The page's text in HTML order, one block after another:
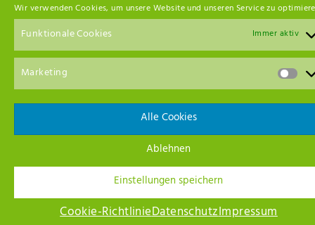
Wir verwenden Cookies, um unsere Website und unseren Service zu
Funktionale Cookies Immer aktiv
Marketing
Alle Cookies
Ablehnen
Einstellungen speichern
Cookie-RichtlinieDatenschutzImpressum
Event Empfehlungen